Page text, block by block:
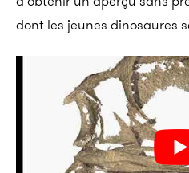
dont les jeunes dinosaures